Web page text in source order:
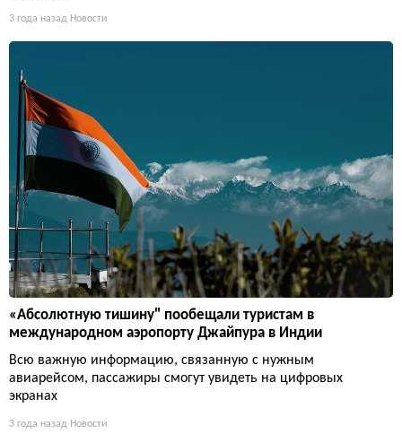
3 года назад Новости
«Абсолютную тишину" пообещали туристам в
международном аэропорту Джайпура в Индии
Всю важную информацию, связанную с нужным
авиарейсом, пассажиры смогут увидеть на цифровых
экранах
3 года назад Новости